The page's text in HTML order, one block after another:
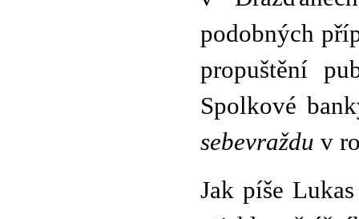
podobných
propuštění
Spolkové
sebevraždu v
Jak píše